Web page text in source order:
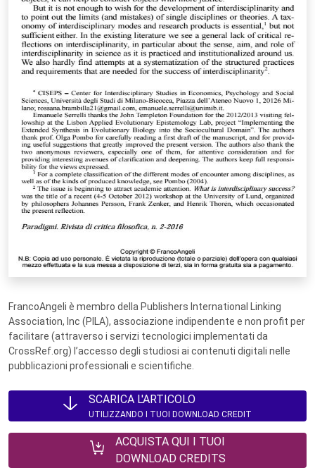
FrancoAngeli è membro della Publishers International Linking
Association, Inc (PILA), associazione indipendente e non profit per
facilitare (attraverso i servizi tecnologici implementati da
CrossRef.org) l’accesso degli studiosi ai contenuti digitali nelle
pubblicazioni professionali e scientifiche.
SCARICA L'ARTICOLO
UTILIZZANDO I TUOI DOWNLOAD CREDIT
ACQUISTA QUI I TUOI
DOWNLOAD CREDITS